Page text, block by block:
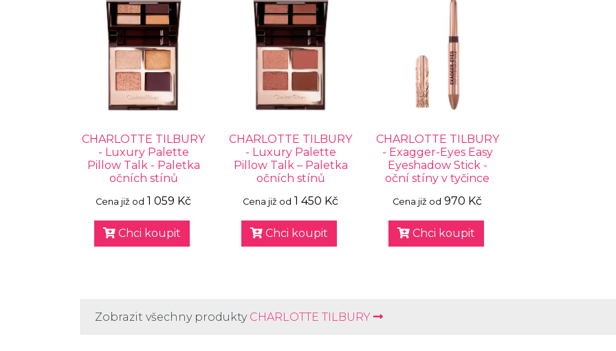
CHARLOTTE TILBURY
- Luxury Palette
Pillow Talk - Paletka
očních stínů
Cena již od 1 059 Kč
Chci koupit
CHARLOTTE TILBURY
- Luxury Palette
Pillow Talk – Paletka
očních stínů
Cena již od 1 450 Kč
Chci koupit
CHARLOTTE TILBURY
- Exagger-Eyes Easy
Eyeshadow Stick -
oční stíny v tyčince
Cena již od 970 Kč
Chci koupit
Zobrazit všechny produkty CHARLOTTE TILBURY